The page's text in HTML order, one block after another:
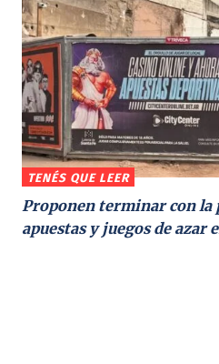
TENÉS QUE LEER
Proponen terminar con la
apuestas y juegos de azar